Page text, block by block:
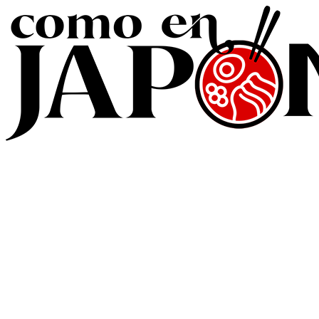
al
contenido